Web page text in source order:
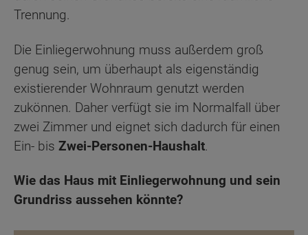
Trennung.
Die Einliegerwohnung muss außerdem groß
genug sein, um überhaupt als eigenständig
existierender Wohnraum genutzt werden
zukönnen. Daher verfügt sie im Normalfall über
zwei Zimmer und eignet sich dadurch für einen
Ein- bis Zwei-Personen-Haushalt.
Wie das Haus mit Einliegerwohnung und sein
Grundriss aussehen könnte?